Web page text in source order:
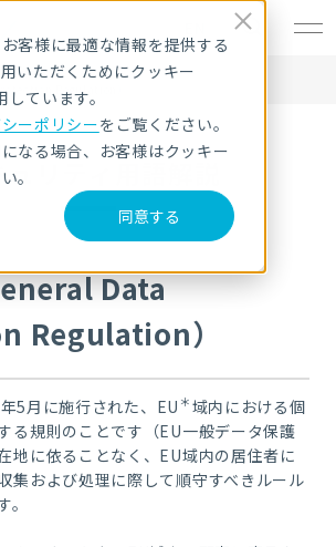
客様に最適な情報を提供する
いただくためにクッキー
ています。
ーポリシーをご覧ください。
なる場合、お客様はクッキー
。
同意する
解説
Regulation）
リティ用語解説
Data
Regulation）
5月に施行された、EU ＊ 域内における個
る規則のことです（EU一般データ保護
地に依ることなく、EU域内の居住者に
集および処理に際して順守すべきルール